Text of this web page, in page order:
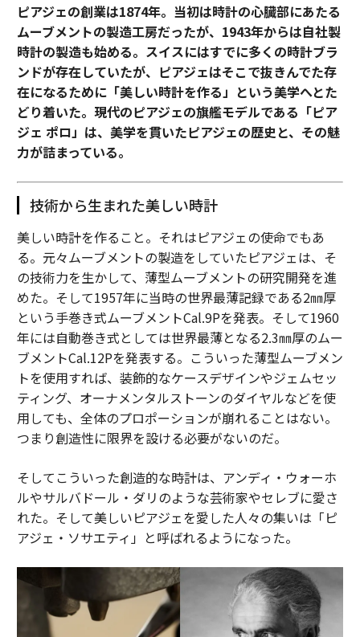
ピアジェの創業は1874年。当初は時計の心臓部にあたる
ムーブメントの製造工房だったが、1943年からは自社製
時計の製造も始める。スイスにはすでに多くの時計ブラ
ンドが存在していたが、ピアジェはそこで抜きんでた存
在になるために「美しい時計を作る」という美学へとた
どり着いた。現代のピアジェの旗艦モデルである「ピア
ジェ ポロ」は、美学を貫いたピアジェの歴史と、その魅
力が詰まっている。
技術から生まれた美しい時計
美しい時計を作ること。それはピアジェの使命でもあ
る。元々ムーブメントの製造をしていたピアジェは、そ
の技術力を生かして、薄型ムーブメントの研究開発を進
めた。そして1957年に当時の世界最薄記録である2㎜厚
という手巻き式ムーブメントCal.9Pを発表。そして1960
年には自動巻き式としては世界最薄となる2.3㎜厚のムー
ブメントCal.12Pを発表する。こういった薄型ムーブメン
トを使用すれば、装飾的なケースデザインやジェムセッ
ティング、オーナメンタルストーンのダイヤルなどを使
用しても、全体のプロポーションが崩れることはない。
つまり創造性に限界を設ける必要がないのだ。
そしてこういった創造的な時計は、アンディ・ウォーホ
ルやサルバドール・ダリのような芸術家やセレブに愛さ
れた。そして美しいピアジェを愛した人々の集いは「ピ
アジェ・ソサエティ」と呼ばれるようになった。